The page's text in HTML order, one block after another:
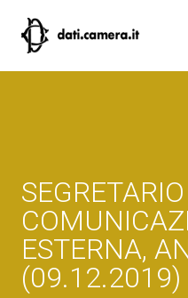
ESTERNA,
(09.12.2019)